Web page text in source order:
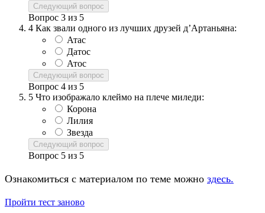
Следующий вопрос
Вопрос 3 из 5
4 Как звали одного из лучших друзей д’Артаньяна:
Атас
Датос
Атос
Следующий вопрос
Вопрос 4 из 5
5 Что изображало клеймо на плече миледи:
Корона
Лилия
Звезда
Следующий вопрос
Вопрос 5 из 5
Ознакомиться с материалом по теме можно здесь.
Пройти тест заново